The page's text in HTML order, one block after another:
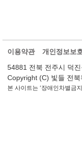
이용약관 개인정보보
54881 전북 전주시 덕
Copyright (C) 빛들 전
본 사이트는 ‘장애인차별금